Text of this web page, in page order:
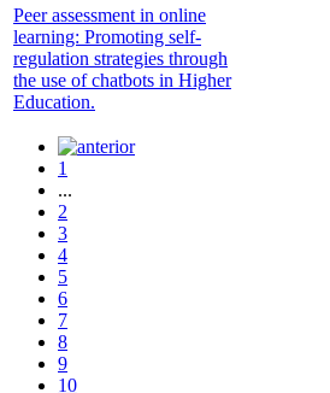
Peer assessment in online
learning: Promoting self-
regulation strategies through
the use of chatbots in Higher
Education.
1
...
2
3
4
5
6
7
8
9
10